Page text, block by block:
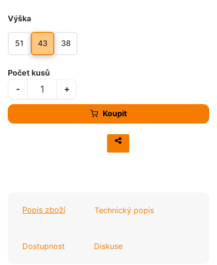
Výška
51 43 38
Koupit
Počet kusů
+
-
Popis zboží Technický popis
Dostupnost Diskuse